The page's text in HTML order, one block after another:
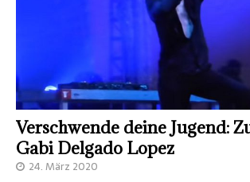
Verschwende deine Jugend:
Gabi Delgado Lopez
24. März 2020